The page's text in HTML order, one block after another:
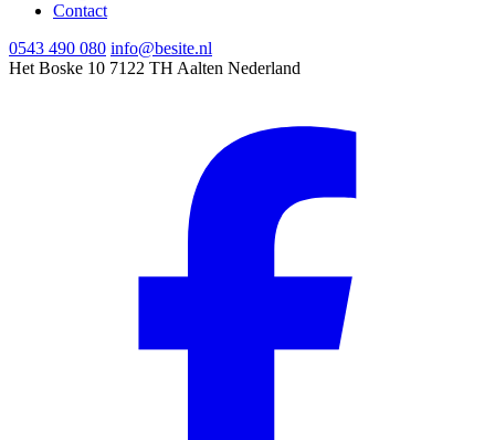
Contact
0543 490 080 info@besite.nl
Het Boske 10 7122 TH Aalten Nederland